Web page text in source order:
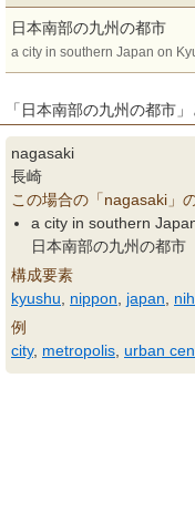
日本南部の九州の都市
a city in southern Japan on
「日本南部の九州の都市
nagasaki
長崎
この場合の「nagasaki」
a city in southern
日本南部の九州の都市
構成要素
kyushu
nippon japan
例
city, metropolis urban